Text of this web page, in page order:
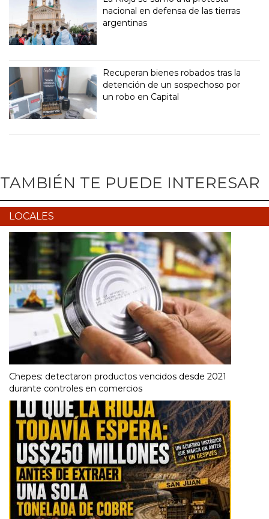
nacional en defensa de las tierras
argentinas
Recuperan bienes robados tras la
detención de un sospechoso por
un robo en Capital
TAMBIÉN TE PUEDE INTERESAR
LOCALES
Chepes: detectaron productos vencidos desde 2021
durante controles en comercios